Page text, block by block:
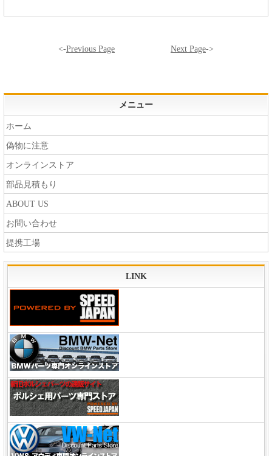
<-Previous Page Next Page->
メニュー
ホーム
偽物に注意
オンラインストア
部品見積もり
ABOUT US
お問い合わせ
提携工場
LINK